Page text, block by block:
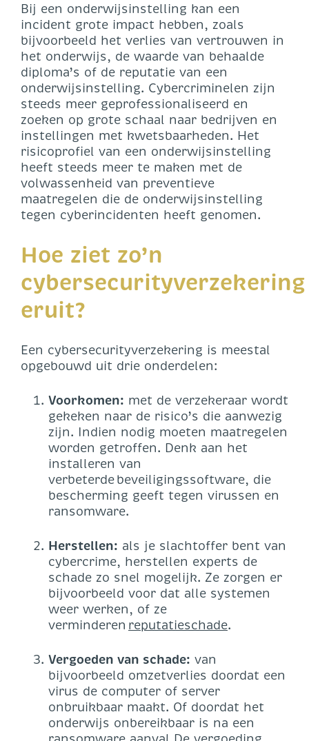
Bij een onderwijsinstelling kan een
incident grote impact hebben, zoals
bijvoorbeeld het verlies van vertrouwen in
het onderwijs, de waarde van behaalde
diploma’s of de reputatie van een
onderwijsinstelling. Cybercriminelen zijn
steeds meer geprofessionaliseerd en
zoeken op grote schaal naar bedrijven en
instellingen met kwetsbaarheden. Het
risicoprofiel van een onderwijsinstelling
heeft steeds meer te maken met de
volwassenheid van preventieve
maatregelen die de onderwijsinstelling
tegen cyberincidenten heeft genomen.
Hoe ziet zo’n
cybersecurityverzekering
eruit?
Een cybersecurityverzekering is meestal
opgebouwd uit drie onderdelen:
Voorkomen: met de verzekeraar wordt
gekeken naar de risico’s die aanwezig
zijn. Indien nodig moeten maatregelen
worden getroffen. Denk aan het
installeren van
verbeterde beveiligingssoftware, die
bescherming geeft tegen virussen en
ransomware.
Herstellen: als je slachtoffer bent van
cybercrime, herstellen experts de
schade zo snel mogelijk. Ze zorgen er
bijvoorbeeld voor dat alle systemen
weer werken, of ze
verminderen reputatieschade.
Vergoeden van schade: van
bijvoorbeeld omzetverlies doordat een
virus de computer of server
onbruikbaar maakt. Of doordat het
onderwijs onbereikbaar is na een